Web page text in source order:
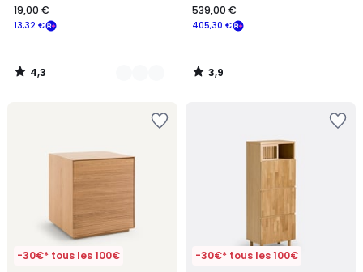
13,32 €
19,00 €
4,3
/
405,30 €
539,00 €
3,9
/
-30€* tous les 100€ -30€* tous les 100€